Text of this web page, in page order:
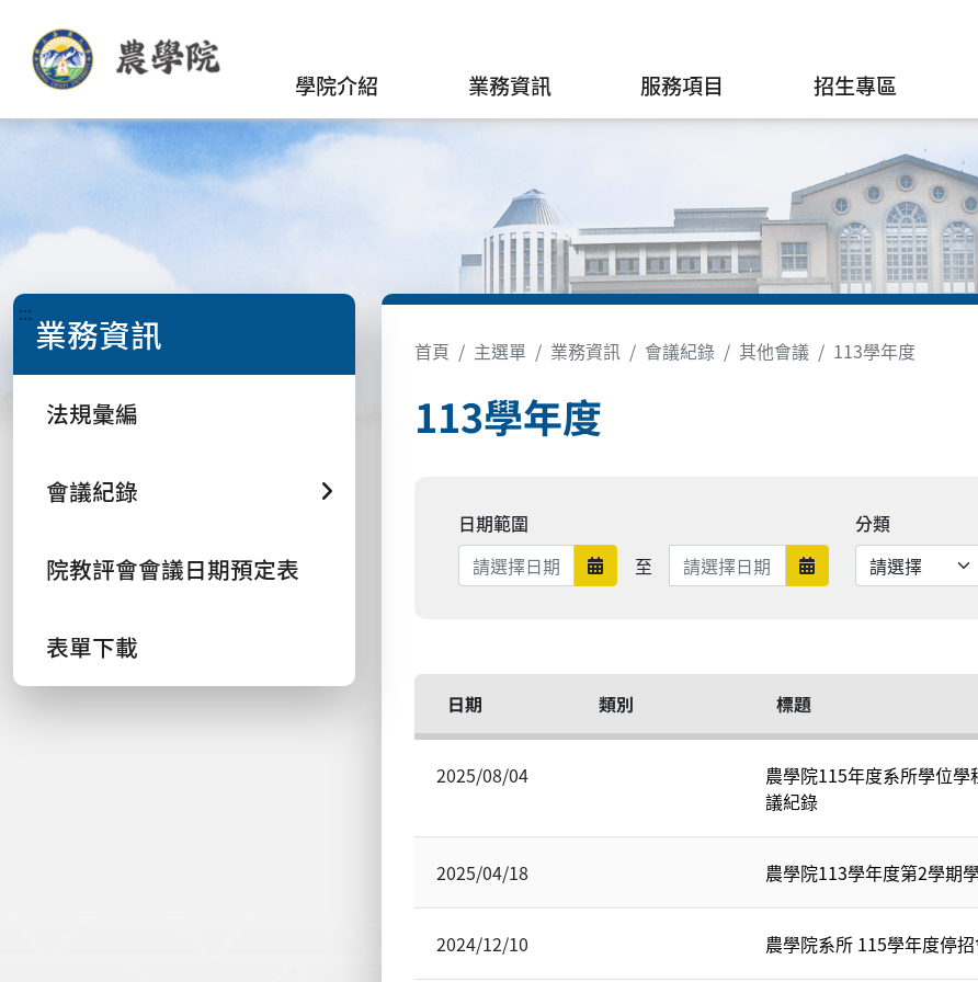
學院介紹 業務資訊 服務項目 招生專區
::: 業務資訊
法規彙編
會議紀錄
院教評會會議日期預定表
表單下載
首頁 主選單 業務資訊 會議紀錄 其他會議 113學年度
113學年度
日期範圍
日期範圍開始
至 日期範圍結束 日期範圍結束
分類
日期 類別 標題
2025/08/04
農學院115年度系所學位
議紀錄
2025/04/18 農學院113學年度第2學期
2024/12/10 農學院系所 115學年度停